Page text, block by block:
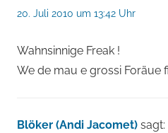
20. Juli 2010 um 13:42 Uhr
Wahnsinnige Freak !
We de mau e grossi Foräue
Blöker (Andi Jacomet) sagt: